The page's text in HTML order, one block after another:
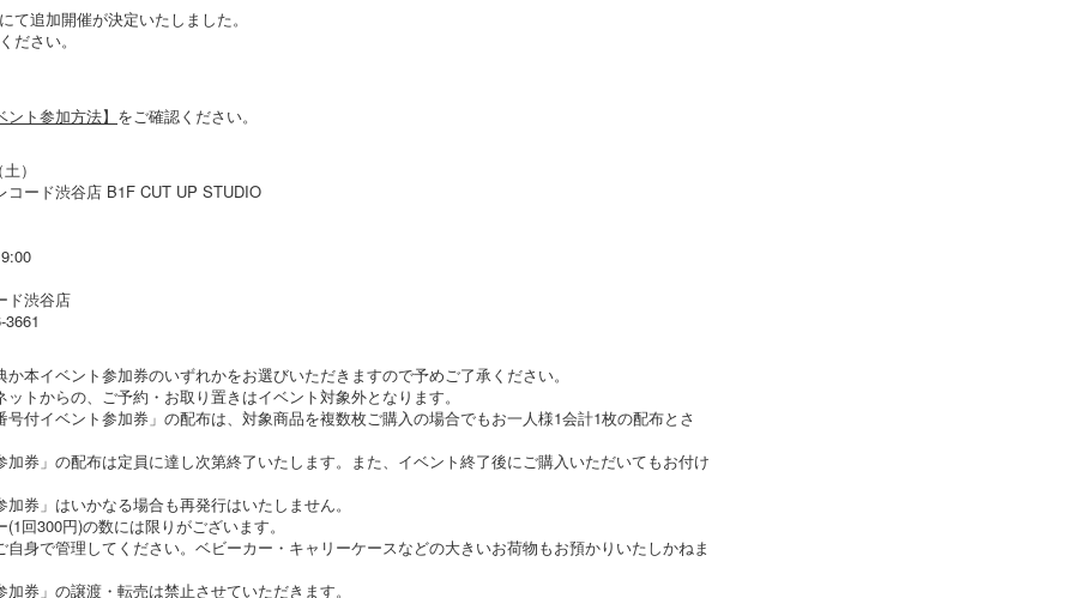
て追加開催が決定いたしました。
ださい。
ント参加方法】 をご確認ください。
）
コード渋谷店 B1F CUT UP STUDIO
ド渋谷店
本イベント参加券のいずれかをお選びいただきますので予めご了承ください。
トからの、ご予約・お取り置きはイベント対象外となります。
付イベント参加券」の配布は、対象商品を複数枚ご購入の場合でもお一人様1会計1枚の配布とさ
券」の配布は定員に達し次第終了いたします。また、イベント終了後にご購入いただいてもお付け
券」はいかなる場合も再発行はいたしません。
回300円)の数には限りがございます。
身で管理してください。ベビーカー・キャリーケースなどの大きいお荷物もお預かりいたしかねま
券」の譲渡・転売は禁止させていただきます。